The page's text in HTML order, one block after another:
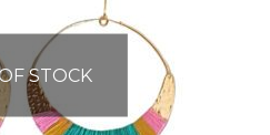
STOCK